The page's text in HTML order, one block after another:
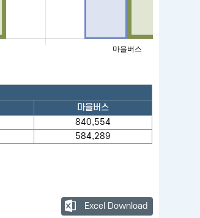
마을버스
840,554
584,289
Excel Download